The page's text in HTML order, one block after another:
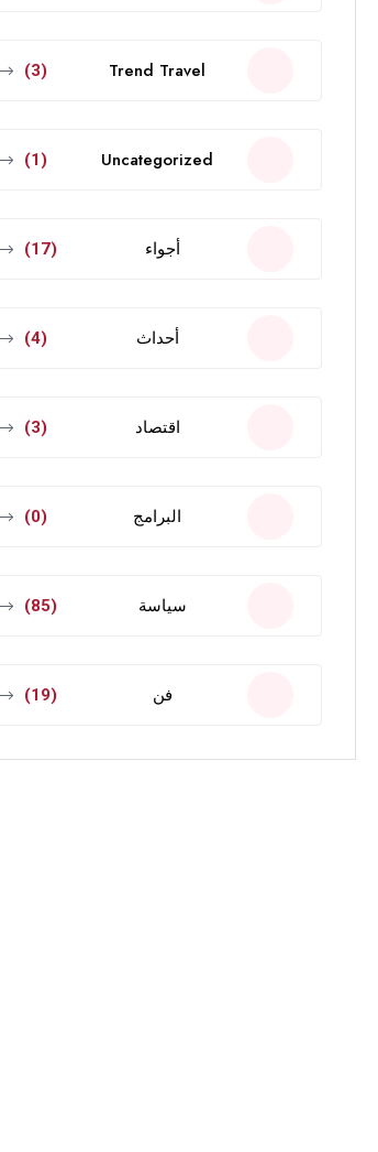
Trend Travel
(3)
Uncategorized
(1)
أجواء (17)
أحداث (4)
اقتصاد (3)
البرامج (0)
سياسة (85)
فن (19)